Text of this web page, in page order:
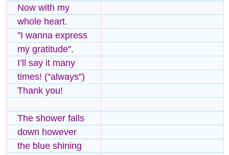
Now with my
whole heart.
''I wanna express
my gratitude''.
I’ll say it many
times! (''always'')
Thank you!
The shower falls
down however
the blue shining